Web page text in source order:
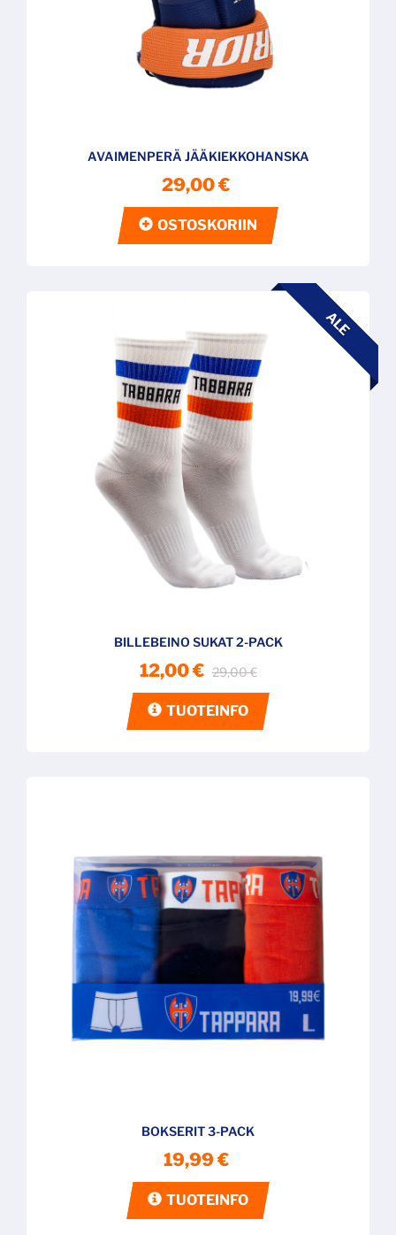
AVAIMENPERÄ JÄÄKIEKKOHANSKA
29,00 €
OSTOSKORIIN
ALE
BILLEBEINO SUKAT 2-PACK
12,00 € 29,00 €
TUOTEINFO
BOKSERIT 3-PACK
19,99 €
TUOTEINFO